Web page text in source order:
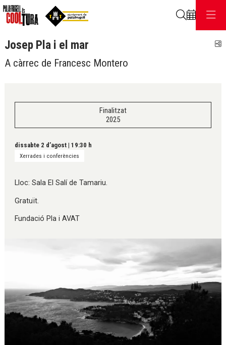
Josep Pla i el mar
A càrrec de Francesc Montero
Finalitzat
2025
dissabte 2 d’agost | 19:30 h
Xerrades i conferències
Lloc: Sala El Salí de Tamariu.
Gratuït.
Fundació Pla i AVAT